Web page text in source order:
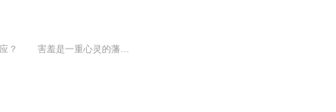
害羞是一种天生的遗传基因，一种后天养成的性格特征，还是特定环境下的情绪反应？ 害羞是一重心灵的藩篱，一个自我的囚笼，还是一丝隐秘的幸福？害羞是孩童时代的必经阶段，还是可以由父母和学校帮助克服？外向和害羞真是一对矛盾体...